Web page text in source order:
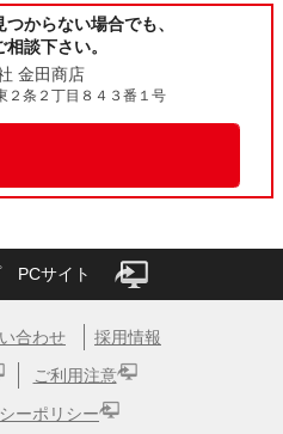
からない場合でも、
談下さい。
金田商店
２条２丁目８４３番１号
PCサイト
合わせ
採用情報
ご利用注意
ーポリシー